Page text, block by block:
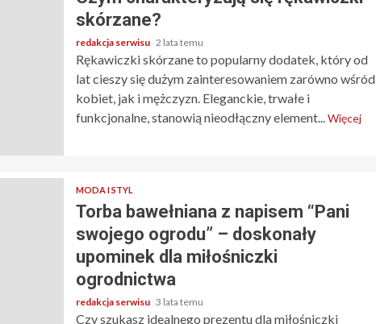
skórzane?
redakcja serwisu 2 lata temu
Rękawiczki skórzane to popularny dodatek, który od
lat cieszy się dużym zainteresowaniem zarówno wśród
kobiet, jak i mężczyzn. Eleganckie, trwałe i
funkcjonalne, stanowią nieodłączny element...Więcej
MODA I STYL
Torba bawełniana z napisem “Pani
swojego ogrodu” – doskonały
upominek dla miłośniczki
ogrodnictwa
redakcja serwisu 3 lata temu
Czy szukasz idealnego prezentu dla miłośniczki